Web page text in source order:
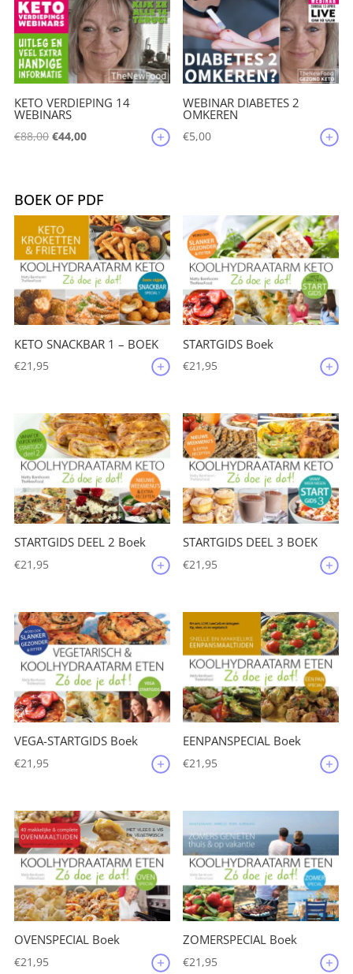
€209,85.€199,50.
KETO VERDIEPING 14
WEBINARS
€88,00 Oorspronkelijke
€88,00.
€44,00Huidige
€44,00.
WEBINAR DIABETES 2
OMKEREN
€5,00
BOEK OF PDF
KETO SNACKBAR 1 – BOEK
€21,95
STARTGIDS Boek
€21,95
STARTGIDS DEEL 2 Boek
€21,95
STARTGIDS DEEL 3 BOEK
€21,95
VEGA-STARTGIDS Boek
€21,95
EENPANSPECIAL Boek
€21,95
OVENSPECIAL Boek
€21,95
ZOMERSPECIAL Boek
€21,95